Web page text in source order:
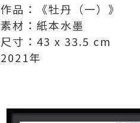
作品：《牡丹（一）》
素材：紙本水墨
尺寸：43 x 33.5 cm
2021年